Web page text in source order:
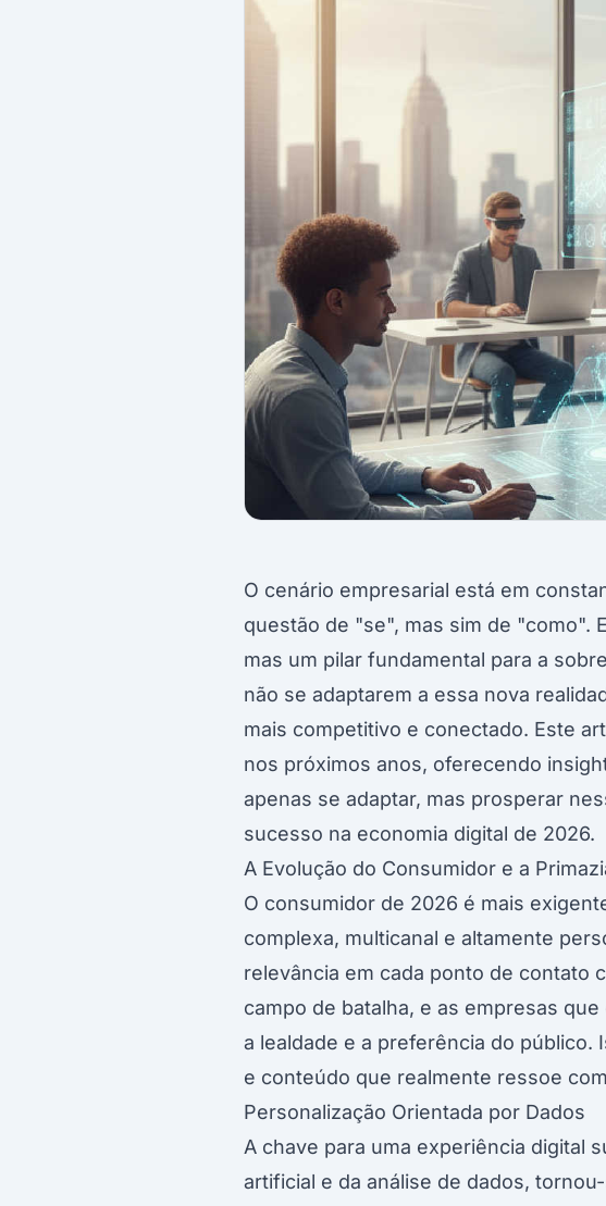
O cenário empresarial está em
questão de "se", mas sim de "como".
mas um pilar fundamental para a
não se adaptarem a essa nova
mais competitivo e conectado. Este
nos próximos anos, oferecendo
apenas se adaptar, mas prosperar
sucesso na economia digital de 2026.
A Evolução do Consumidor e a
O consumidor de 2026 é mais
complexa, multicanal e altamente
relevância em cada ponto de contato
campo de batalha, e as empresas
a lealdade e a preferência do público.
e conteúdo que realmente ressoe
Personalização Orientada por Dados
A chave para uma experiência digital
artificial e da análise de dados,